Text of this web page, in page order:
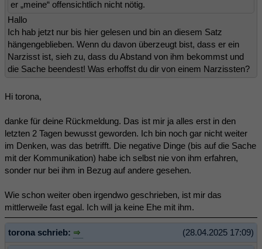
er „meine“ offensichtlich nicht nötig.
Hallo
Ich hab jetzt nur bis hier gelesen und bin an diesem Satz
hängengeblieben. Wenn du davon überzeugt bist, dass er ein
Narzisst ist, sieh zu, dass du Abstand von ihm bekommst und
die Sache beendest! Was erhoffst du dir von einem Narzissten?
Hi torona,
danke für deine Rückmeldung. Das ist mir ja alles erst in den
letzten 2 Tagen bewusst geworden. Ich bin noch gar nicht weiter
im Denken, was das betrifft. Die negative Dinge (bis auf die Sache
mit der Kommunikation) habe ich selbst nie von ihm erfahren,
sonder nur bei ihm in Bezug auf andere gesehen.
Wie schon weiter oben irgendwo geschrieben, ist mir das
mittlerweile fast egal. Ich will ja keine Ehe mit ihm.
(28.04.2025 17:09)
torona schrieb: